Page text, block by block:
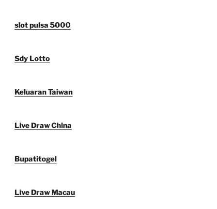
slot pulsa 5000
Sdy Lotto
Keluaran Taiwan
Live Draw China
Bupatitogel
Live Draw Macau